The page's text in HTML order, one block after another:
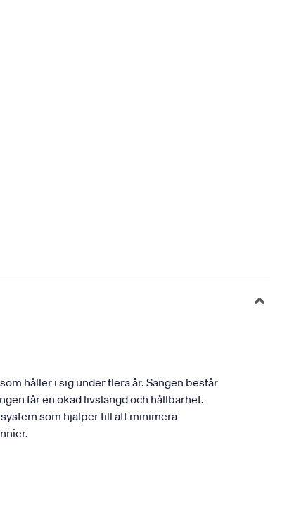
håller i sig under flera år. Sängen består
får en ökad livslängd och hållbarhet.
som hjälper till att minimera